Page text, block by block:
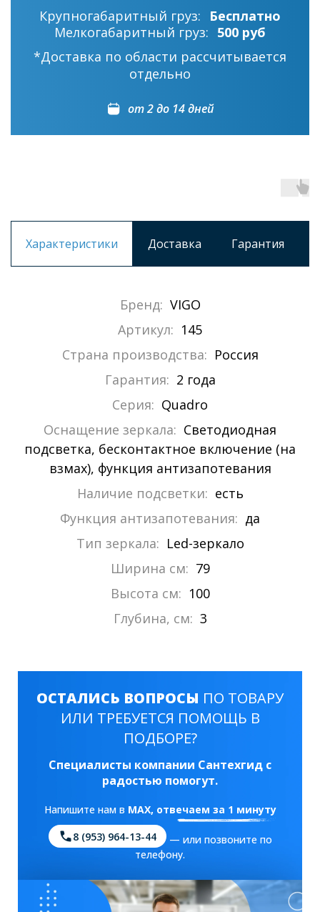
Крупногабаритный груз:
Бесплатно
Мелкогабаритный груз: 500 руб
*Доставка по области рассчитывается
отдельно
от 2 до 14 дней
Характеристики Доставка Гарантия
Бренд: VIGO
Артикул: 145
Страна производства: Россия
Гарантия: 2 года
Серия: Quadro
Оснащение зеркала: Светодиодная
подсветка, бесконтактное включение (на
взмах), функция антизапотевания
Наличие подсветки: есть
Функция антизапотевания: да
Тип зеркала: Led-зеркало
Ширина см: 79
Высота см: 100
Глубина, см: 3
ОСТАЛИСЬ ВОПРОСЫ ПО ТОВАРУ
ИЛИ ТРЕБУЕТСЯ ПОМОЩЬ В
ПОДБОРЕ?
Специалисты компании Сантехгид с
радостью помогут.
Напишите нам в MAX, отвечаем за 1 минуту
8 (953) 964-13-44
— или позвоните по
телефону.